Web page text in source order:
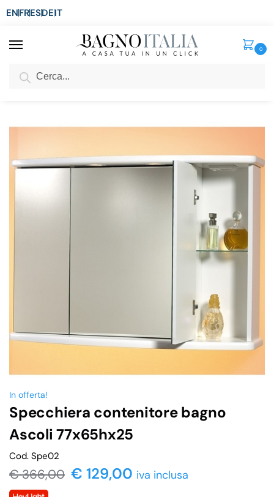
ENFRESDEIT
0
SCONTO del 3%
In offerta!
Specchiera contenitore bagno
Ascoli 77x65hx25
Cod. Spe02
€366,00 € 129,00 iva inclusa